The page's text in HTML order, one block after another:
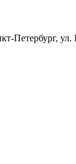
Петербург,